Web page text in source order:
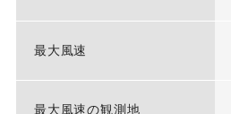
最大風速
最大風速の観測地